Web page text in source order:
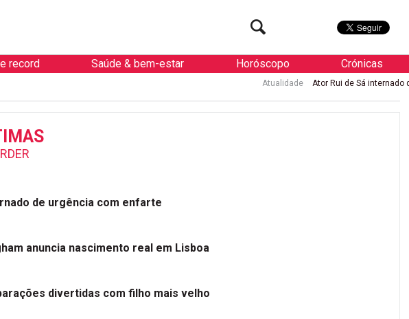
record Saúde & bem-estar Horóscopo Crónicas
Ator Rui de Sá internado de urgência com
de urgência com enfarte
anuncia nascimento real em Lisboa
divertidas com filho mais velho